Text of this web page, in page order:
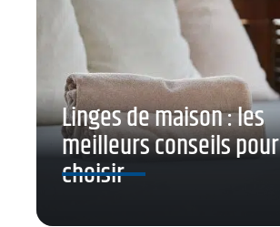
Linges de maison : les
meilleurs conseils pour
choisir